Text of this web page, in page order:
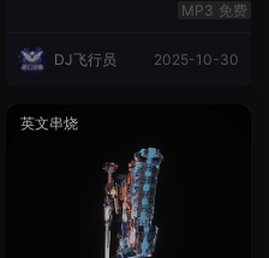
免费
DJ飞行员 2025-10-30
英文串烧